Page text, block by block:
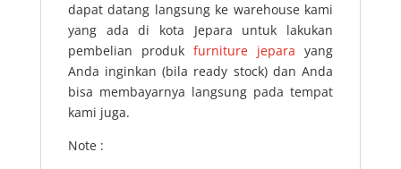
dapat datang langsung ke warehouse kami
yang ada di kota Jepara untuk lakukan
pembelian produkfurniture jepara yang
Anda inginkan (bila ready stock) dan Anda
bisa membayarnya langsung pada tempat
kami juga.
Note :